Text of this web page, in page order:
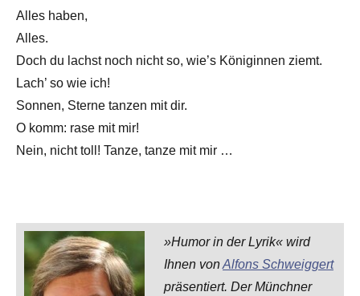
Alles haben,
Alles.
Doch du lachst noch nicht so, wie’s Königinnen ziemt.
Lach’ so wie ich!
Sonnen, Sterne tanzen mit dir.
O komm: rase mit mir!
Nein, nicht toll! Tanze, tanze mit mir …
»Humor in der Lyrik« wird
Ihnen vonAlfons Schweiggert
präsentiert. Der Münchner